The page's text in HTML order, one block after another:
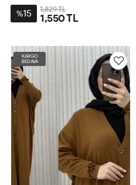
BDN-
%15 1,829 TL
1,550 TL
KARGO
BEDAVA